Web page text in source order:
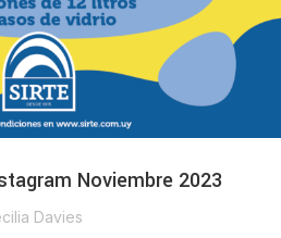
Noviembre 2023
Davies